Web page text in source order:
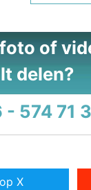
of
delen?
- 574 71
X